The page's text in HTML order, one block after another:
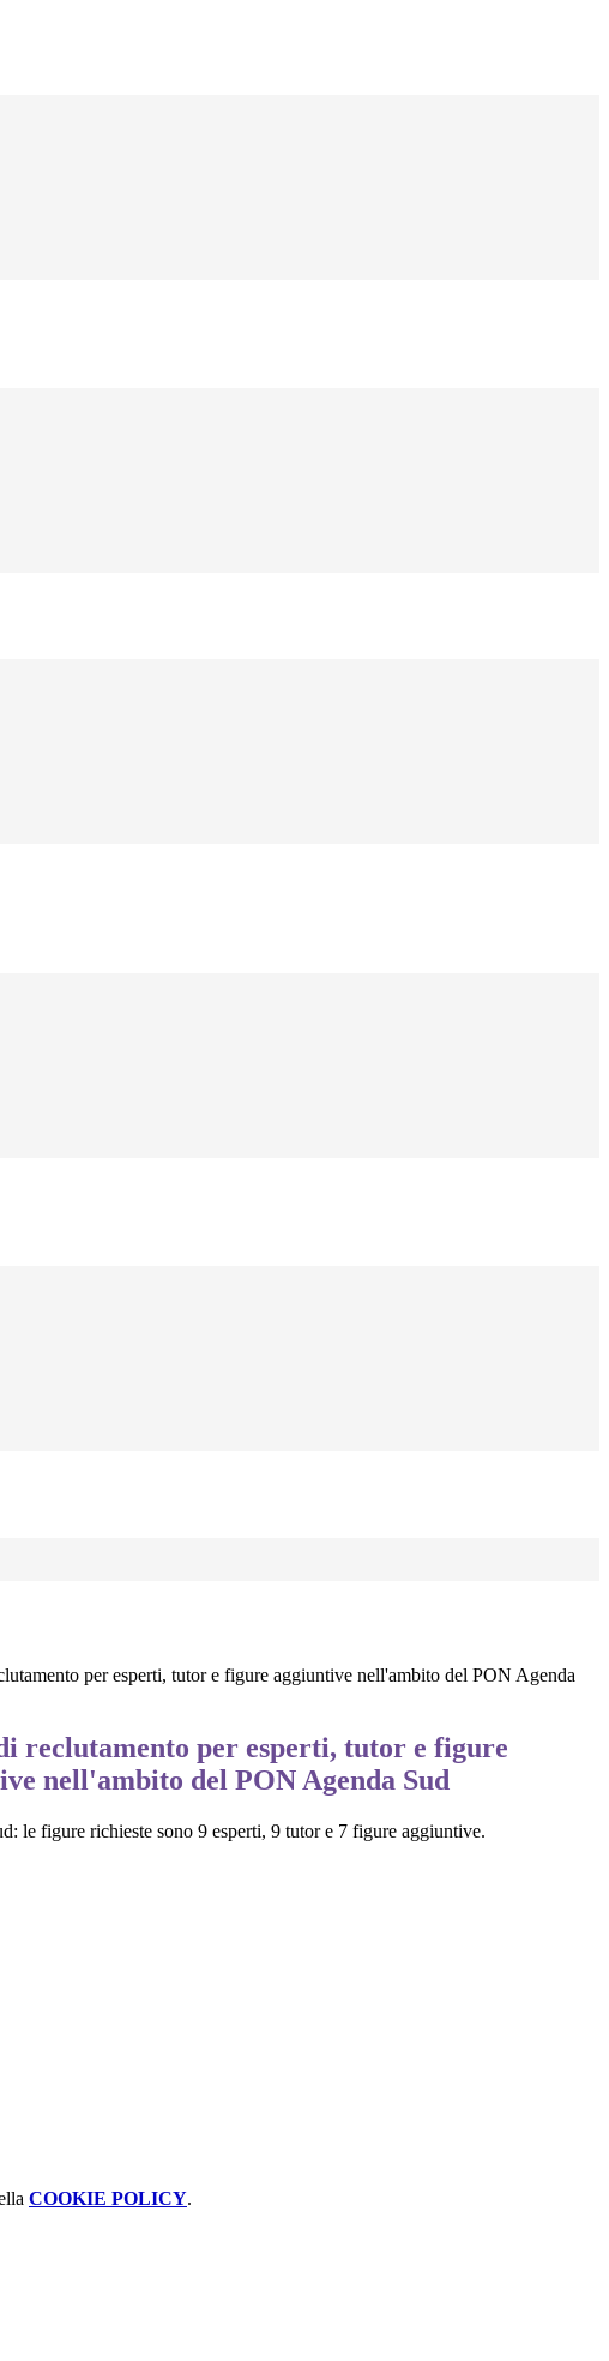
per esperti, tutor e figure aggiuntive nell'ambito del PON Agenda
reclutamento per esperti, tutor e figure
nell'ambito del PON Agenda Sud
le figure richieste sono 9 esperti, 9 tutor e 7 figure aggiuntive.
COOKIE POLICY.